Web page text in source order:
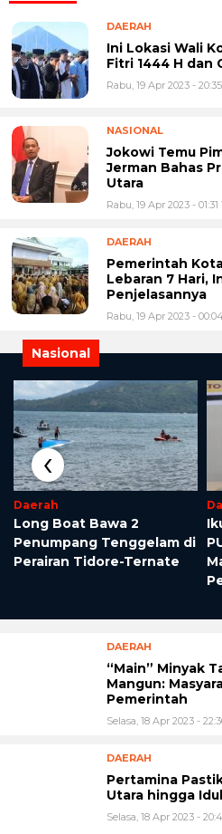
DAERAH
Ini Lokasi Wali
Fitri 1444 H dan
Rabu, 19 Apr 2023 -
NASIONAL
Jokowi Temu
Jerman Bahas
Utara
Rabu, 19 Apr 2023 -
DAERAH
Pemerintah
Lebaran 7 Hari,
Penjelasannya
Rabu, 19 Apr 2023 -
Nasional
Daerah
Long Boat Bawa 2
Penumpang Tenggelam di
Perairan Tidore-Ternate
‹
DAERAH
“Main” Minyak
Mangun:
Pemerintah
Selasa, 18 Apr 2023 -
DAERAH
Pertamina
Utara hingga
Selasa, 18 Apr 2023 -